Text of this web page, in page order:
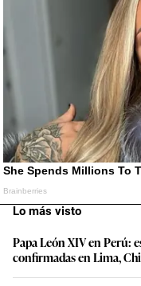
Lo más visto
Papa León XIV en Perú:
confirmadas en Lima,